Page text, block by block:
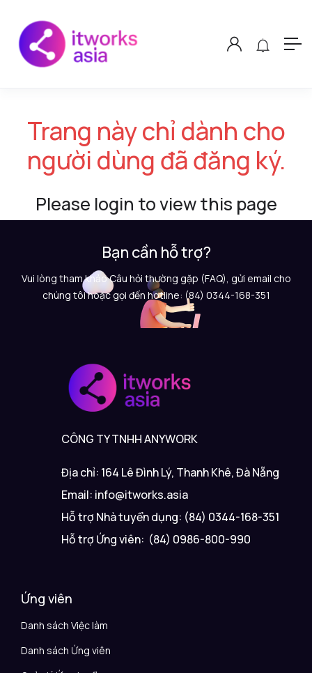
Trang này chỉ dành cho
người dùng đã đăng ký.
Please login to view this page
Bạn cần hỗ trợ?
Vui lòng tham khảo Câu hỏi thường gặp (FAQ), gửi email cho
chúng tôi hoặc gọi đến hotline: (84) 0344-168-351
CÔNG TY TNHH ANYWORK
Địa chỉ: 164 Lê Đình Lý, Thanh Khê, Đà Nẵng
Email: info@itworks.asia
Hỗ trợ Nhà tuyển dụng: (84) 0344-168-351
Hỗ trợ Ứng viên: (84) 0986-800-990
Ứng viên
Danh sách Việc làm
Danh sách Ứng viên